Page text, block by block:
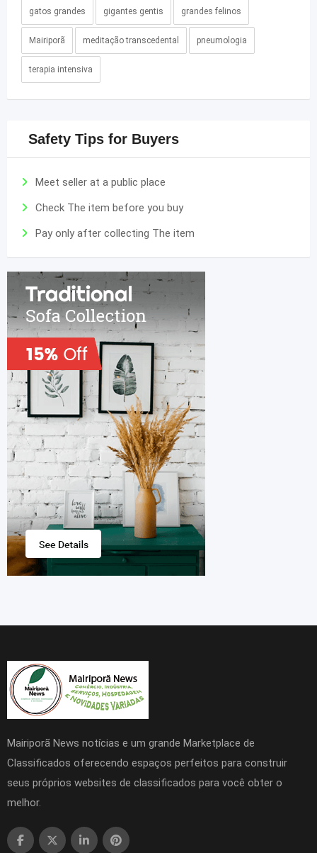
gatos grandes gigantes gentis grandes felinos
Mairiporã meditação transcedental pneumologia
terapia intensiva
Safety Tips for Buyers
Meet seller at a public place
Check The item before you buy
Pay only after collecting The item
Mairiporã News notícias e um grande Marketplace de
Classificados oferecendo espaços perfeitos para construir
seus próprios websites de classificados para você obter o
melhor.